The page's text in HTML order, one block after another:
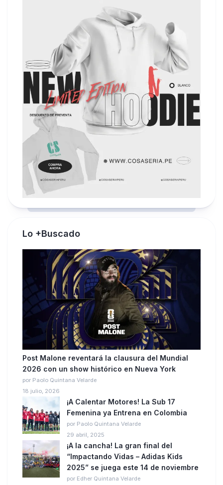
Lo +Buscado
Post Malone reventará la clausura del Mundial
2026 con un show histórico en Nueva York
por Paolo Quintana Velarde
18 julio, 2026
¡A Calentar Motores! La Sub 17
Femenina ya Entrena en Colombia
por Paolo Quintana Velarde
29 abril, 2025
¡A la cancha! La gran final del
“Impactando Vidas – Adidas Kids
2025” se juega este 14 de noviembre
por Edher Quintana Velarde